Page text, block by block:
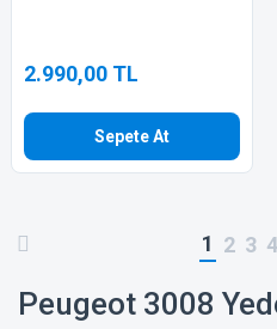
2.990,00 TL
Sepete At
1 2 3 4
Peugeot 3008